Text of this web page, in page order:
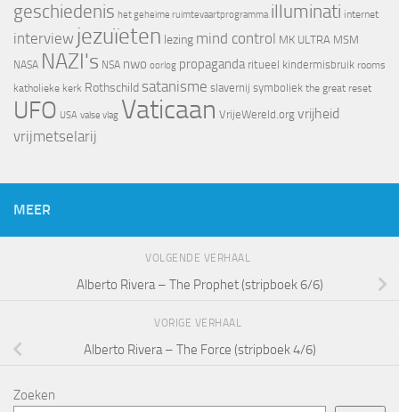
geschiedenis het geheime ruimtevaartprogramma illuminati internet
interview jezuïeten lezing mind control MK ULTRA MSM
NASA NAZI's NSA nwo oorlog propaganda ritueel kindermisbruik rooms
katholieke kerk Rothschild satanisme slavernij symboliek the great reset
UFO USA valse vlag Vaticaan VrijeWereld.org vrijheid
vrijmetselarij
MEER
VOLGENDE VERHAAL
Alberto Rivera – The Prophet (stripboek 6/6)
VORIGE VERHAAL
Alberto Rivera – The Force (stripboek 4/6)
Zoeken